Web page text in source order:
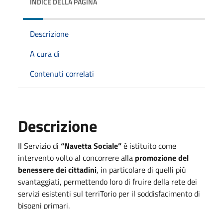
Descrizione
A cura di
Contenuti correlati
Descrizione
Il Servizio di “Navetta Sociale”è istituito come
intervento volto al concorrere alla promozione del
benessere dei cittadini, in particolare di quelli più
svantaggiati, permettendo loro di fruire della rete dei
servizi esistenti sul terriTorio per il soddisfacimento di
bisogni primari.